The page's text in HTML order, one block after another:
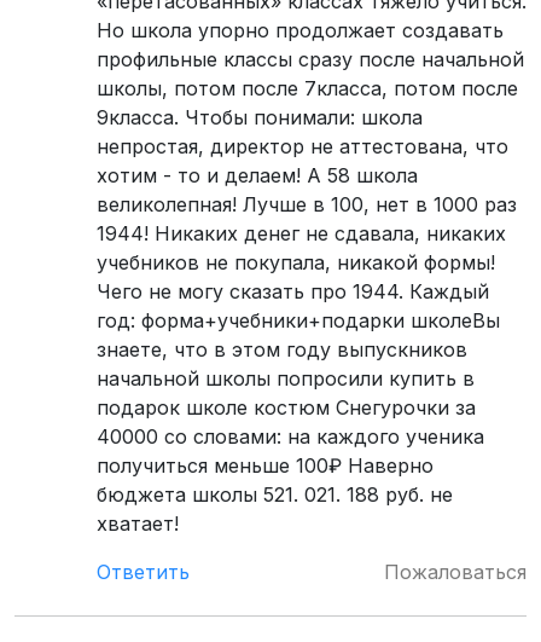
Но школа упорно продолжает создавать
профильные классы сразу после начальной
школы, потом после 7класса, потом после
9класса. Чтобы понимали: школа
непростая, директор не аттестована, что
хотим - то и делаем! А 58 школа
великолепная! Лучше в 100, нет в 1000 раз
1944! Никаких денег не сдавала, никаких
учебников не покупала, никакой формы!
Чего не могу сказать про 1944. Каждый
год: форма+учебники+подарки школеВы
знаете, что в этом году выпускников
начальной школы попросили купить в
подарок школе костюм Снегурочки за
40000 со словами: на каждого ученика
получиться меньше 100₽ Наверно
бюджета школы 521. 021. 188 руб. не
хватает!
Ответить
Пожаловаться